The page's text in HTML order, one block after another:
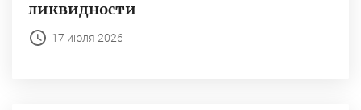
ликвидности
17 июля 2026